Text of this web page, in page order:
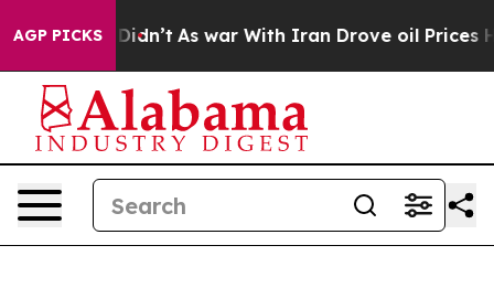
AGP PICKS
it Didn’t As war With Iran Drove oil Prices